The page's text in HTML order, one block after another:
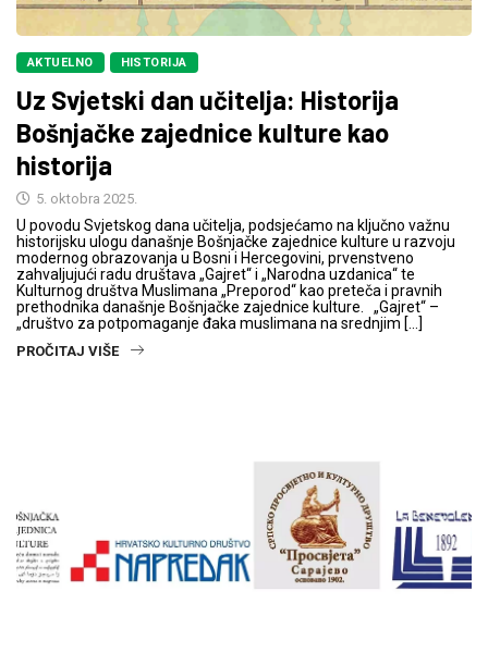
AKTUELNO HISTORIJA
Uz Svjetski dan učitelja: Historija
Bošnjačke zajednice kulture kao
historija
5. oktobra 2025.
U povodu Svjetskog dana učitelja, podsjećamo na ključno važnu
historijsku ulogu današnje Bošnjačke zajednice kulture u razvoju
modernog obrazovanja u Bosni i Hercegovini, prvenstveno
zahvaljujući radu društava „Gajret“ i „Narodna uzdanica“ te
Kulturnog društva Muslimana „Preporod“ kao preteča i pravnih
prethodnika današnje Bošnjačke zajednice kulture. „Gajret“ –
„društvo za potpomaganje đaka muslimana na srednjim […]
PROČITAJ VIŠE